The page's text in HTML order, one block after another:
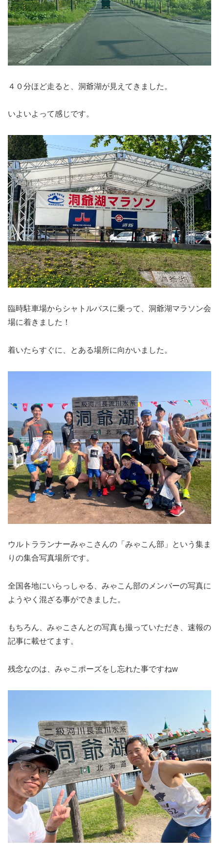
４０分ほど走ると、洞爺湖が見えてきました。
いよいよって感じです。
臨時駐車場からシャトルバスに乗って、洞爺湖マラソン会
場に着きました！
着いたらすぐに、とある場所に向かいました。
ウルトラランナーみゃこさんの「みゃこん部」という集ま
りの集合写真場所です。
全国各地にいらっしゃる、みゃこん部のメンバーの写真に
ようやく混ざる事ができました。
もちろん、みゃこさんとの写真も撮っていただき、速報の
記事に載せてます。
残念なのは、みゃこポーズをし忘れた事ですねw